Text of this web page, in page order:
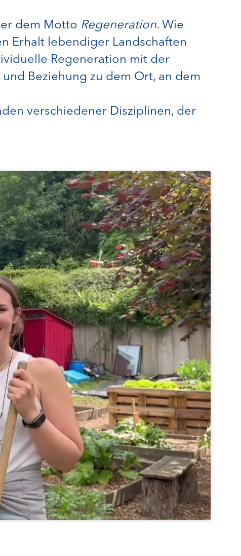
dem Motto Regeneration. Wie
Erhalt lebendiger Landschaften
Regeneration mit der
Beziehung zu dem Ort, an dem
verschiedener Disziplinen, der